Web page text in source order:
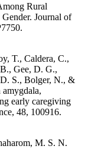
Rural
Journal of
T., Caldera, C.,
Gee, D. G.,
S., Bolger, N., &
early caregiving
48, 100916.
M. S. N.